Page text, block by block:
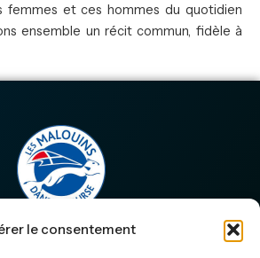
le consentement
femmes et ces hommes du quotidien
ensemble un récit commun, fidèle à